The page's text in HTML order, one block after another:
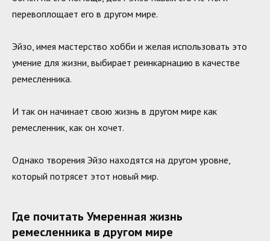
перевоплощает его в другом мире.
Эйзо, имея мастерство хобби и желая использовать это
умение для жизни, выбирает реинкарнацию в качестве
ремесленника.
И так он начинает свою жизнь в другом мире как
ремесленник, как он хочет.
Однако творения Эйзо находятся на другом уровне,
который потрясет этот новый мир.
Где почитать Умеренная жизнь
ремесленника в другом мире